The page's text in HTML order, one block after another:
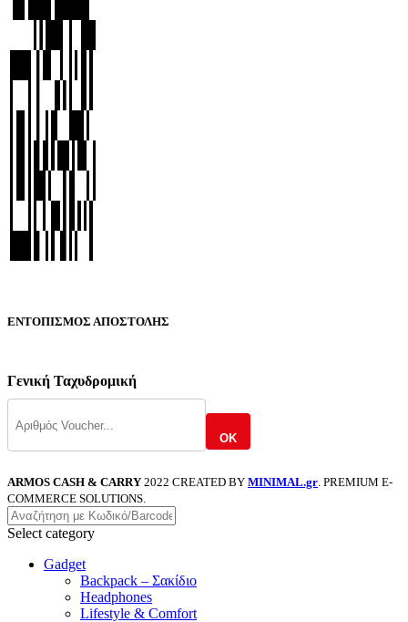
ΕΝΤΟΠΙΣΜΟΣ ΑΠΟΣΤΟΛΗΣ
Γενική Ταχυδρομική
OK
ARMOS CASH & CARRY 2022 CREATED BY MINIMAL.gr. PREMIUM E-
COMMERCE SOLUTIONS.
Select category
Gadget
Backpack – Σακίδιο
Headphones
Lifestyle & Comfort